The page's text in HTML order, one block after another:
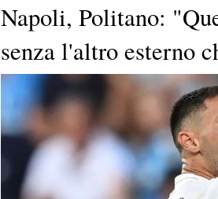
Napoli, Politano:
senza l'altro esterno